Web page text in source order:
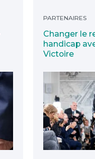
PARTENAIRES
Changer le
handicap
Victoire